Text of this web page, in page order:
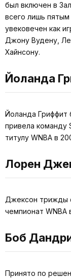
был включен в
всего лишь
увековечен как
Джону Вудену,
Хайнсону.
Йоланда
Йоланда Гриффит
привела команду
титулу WNBA в
Лорен
Джексон трижды
чемпионат WNBA
Боб
Принято по